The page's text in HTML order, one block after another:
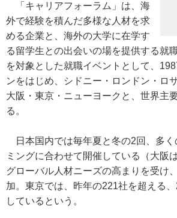
「キャリアフォーラム」は、海
外で経験を積んだ多様な人材を求
める企業と、海外の大学に在学す
る留学生との出会いの場を提供する就
を対象とした就職イベントとして、
ンをはじめ、シドニー・ロンドン・ロ
大阪・東京・ニューヨークと、世界主
る。
日本国内では毎年夏と冬の2回、多く
ミングに合わせて開催している（大阪
グローバル人材ニーズの高まりを受け
加。東京では、昨年の221社を超える
しているという。